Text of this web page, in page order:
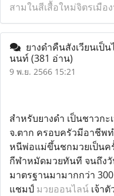
สามในสีเสื้อใหม่จิตรเมือ
ยางดำคืนสังเวียนเป็
นนท์ (381 อ่าน)
9 พ.ย. 2566 15:21
สำหรับยางดำ เป็นชาวกะ
จ.ตาก ครอบครัวมีอาชีพ
หนีพ่อแม่ขึ้นชกมวยเป็นค
กีฬาหมัดมวยทันที จนถึงวั
มาตรฐานมามากกว่า
แชมป์ มวยออนไลน์ เจ้า